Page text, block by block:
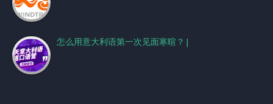
怎么用意大利语第一次见面寒暄？ |